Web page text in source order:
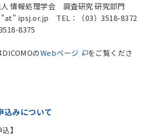
情報処理学会 調査研究 研究部門
ipsj.or.jp TEL：（03）3518-8372
8375
のWebページ
をご覧くださ
込みについて
込】